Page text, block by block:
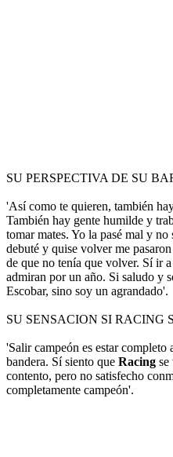
SU PERSPECTIVA DE SU
'Así como te quieren, también
También hay gente humilde y
tomar mates. Yo la pasé mal y
debuté y quise volver me
de que no tenía que volver. Sí ir
admiran por un año. Si saludo y
Escobar, sino soy un agrandado'.
SU SENSACION SI RACING
'Salir campeón es estar completo
bandera. Sí siento que Racing se
contento, pero no satisfecho
completamente campeón'.